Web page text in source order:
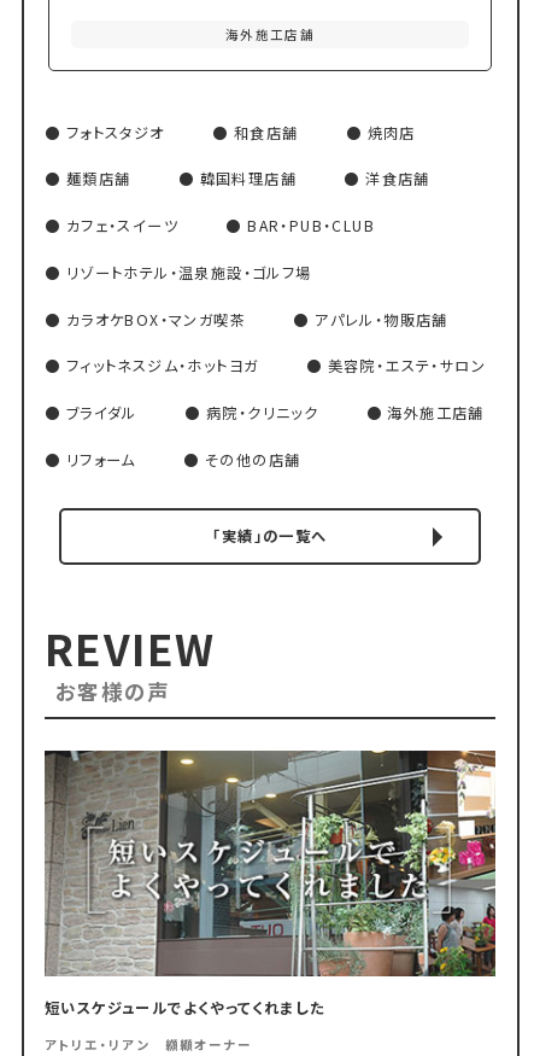
海外施工店舗
フォトスタジオ 和食店舗 焼肉店
麺類店舗 韓国料理店舗 洋食店舗
カフェ・スイーツ BAR・PUB・CLUB
リゾートホテル・温泉施設・ゴルフ場
カラオケBOX・マンガ喫茶 アパレル・物販店舗
フィットネスジム・ホットヨガ 美容院・エステ・サロン
ブライダル 病院・クリニック 海外施工店舗
リフォーム その他の店舗
「実績」の一覧へ
REVIEW
お客様の声
短いスケジュールでよくやってくれました
アトリエ・リアン 纐纈オーナー